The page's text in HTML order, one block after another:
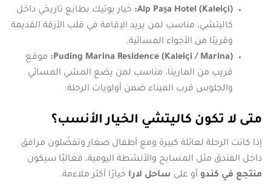
Alp Paşa Hotel (Kaleiçi):
خيار بوتيك بطابع تاريخي داخل
كاليتشي، مناسب لمن يريد الإقامة في قلب الأزقة القديمة
وقريبًا من الأجواء المسائية.
Puding Marina Residence (Kaleiçi / Marina):
موقع
قريب من المارينا، مناسب لمن يضع المشي المسائي
والجلوس قرب الميناء ضمن أولويات الرحلة.
متى لا تكون كاليتشي الخيار الأنسب؟
إذا كانت الرحلة لعائلة كبيرة ومع أطفال صغار وتفضّلون مرافق
داخل الفندق مثل المسابح والأنشطة اليومية، فغالبًا سيكون
منتجع في كندو أو على ساحل لارا خيارًا أكثر ملاءمة.